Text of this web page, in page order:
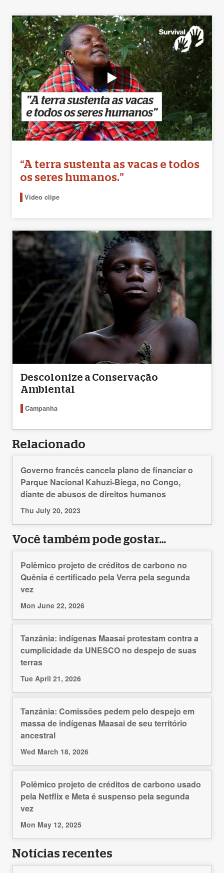
“A terra sustenta as vacas e todos
os seres humanos.”
Vídeo clipe
Descolonize a Conservação
Ambiental
Campanha
Relacionado
Governo francês cancela plano de financiar o
Parque Nacional Kahuzi-Biega, no Congo,
diante de abusos de direitos humanos
Thu July 20, 2023
Você também pode gostar…
Polêmico projeto de créditos de carbono no
Quênia é certificado pela Verra pela segunda
vez
Mon June 22, 2026
Tanzânia: indígenas Maasai protestam contra a
cumplicidade da UNESCO no despejo de suas
terras
Tue April 21, 2026
Tanzânia: Comissões pedem pelo despejo em
massa de indígenas Maasai de seu território
ancestral
Wed March 18, 2026
Polêmico projeto de créditos de carbono usado
pela Netflix e Meta é suspenso pela segunda
vez
Mon May 12, 2025
Notícias recentes